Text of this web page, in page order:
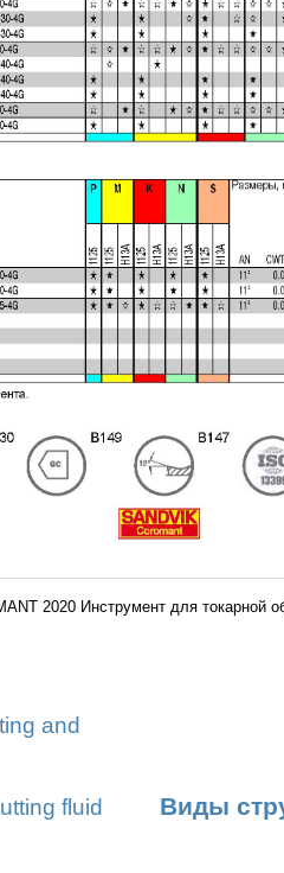
2020 Инструмент для токарной
and
fluid
Виды